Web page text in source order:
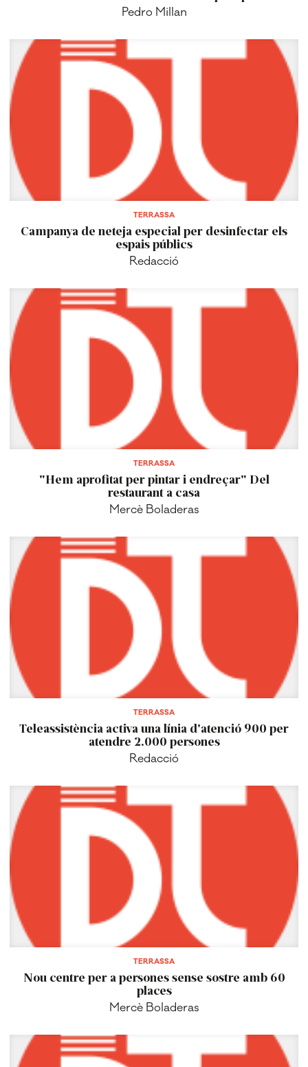
Pedro Millan
TERRASSA
Campanya de neteja especial per desinfectar els
espais públics
Redacció
TERRASSA
"Hem aprofitat per pintar i endreçar" Del
restaurant a casa
Mercè Boladeras
TERRASSA
Teleassistència activa una línia d'atenció 900 per
atendre 2.000 persones
Redacció
TERRASSA
Nou centre per a persones sense sostre amb 60
places
Mercè Boladeras